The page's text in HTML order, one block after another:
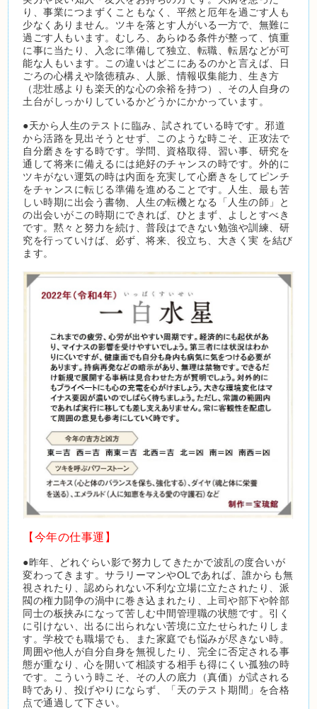
り、事業につまずくこともなく、平然と厄年を過ごす人も
少なくありません。ツキを落とす人がいる一方で、無難に
過ごす人もいます。むしろ、あらゆる条件が整って、慎重
に事に当たり、入念に準備して独立、転職、転居などが可
能な人もいます。この違いはどこにあるのかと言えば、日
ごろの心構えや陰徳積み、人脈、情報収集能力、生き方
（悲壮感よりも楽天的な心の余裕を持つ）、その人自身の
土台がしっかりしているかどうかにかかっています。
●天から人生のテストに臨み、試されている時です。邪道
から活路を見出そうとせず、このような時こそ、正攻法で
自分磨きをする時です。学問、資格取得、習い事、研究を
通して将来に備えるには絶好のチャンスの時です。外的に
ツキがない運気の時は内面を充実して心磨きをしてピンチ
をチャンスに転じる準備を進めることです。人生、最も苦
しい時期に出会う書物、人生の転機となる「人生の師」と
の出会いがこの時期にできれば、ひとまず、よしとすべき
です。黙々と努力を続け、普段はできない勉強や訓練、研
究を行っていけば、必ず、将来、役立ち、大きく実 を結び
ます。
【今年の仕事運】
●昨年、どれぐらい影で努力してきたかで波乱の度合いが
変わってきます。サラリーマンやOLであれば、誰からも無
視されたり、認められない不利な立場に立たされたり、派
閥の権力闘争の渦中に巻き込まれたり、上司や部下や幹部
同士の板挟みになって苦しむ中間管理職の状態です。引く
に引けない、出るに出られない苦境に立たせられたりしま
す。学校でも職場でも、また家庭でも悩みが尽きない時。
周囲や他人が自分自身を無視したり、完全に否定される事
態が重なり、心を開いて相談する相手も得にくい孤独の時
です。こういう時こそ、その人の底力（真価）が試される
時であり、投げやりにならず、「天のテスト期間」を合格
点で通過して下さい。